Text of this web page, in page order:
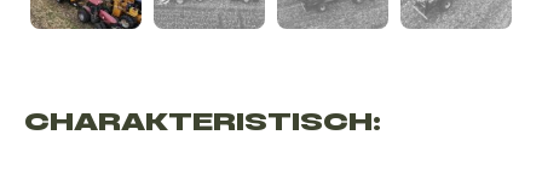
CHARAKTERISTISCH: